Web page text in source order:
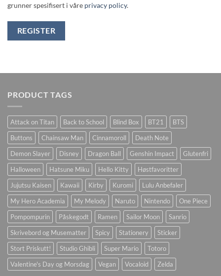
grunner spesifisert i våre privacy policy.
REGISTER
PRODUCT TAGS
Attack on Titan Back to School Blind Box BT21
BTS
Buttons
Chainsaw Man Cinnamoroll
Death Note
Demon Slayer
Disney Dragon Ball Genshin Impact
Glutenfri
Halloween
Hatsune Miku Hello Kitty
Høstfavoritter
Jujutsu Kaisen
Kawaii Kirby Kuromi
Lulu Anbefaler
My Hero Academia
My Melody Naruto Nintendo
One Piece
Pompompurin
Påskegodt Ramen Sailor Moon
Sanrio
Skrivebord og Musematter
Spicy Stationery
Sticker
Stort Priskutt!
Studio Ghibli Super Mario
Totoro
Valentine's Day og Morsdag
Vegan Vocaloid Zelda